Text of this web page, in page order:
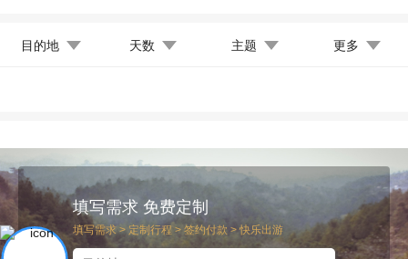
目的地 天数 主题 更多
填写需求 免费定制
填写需求 > 定制行程 > 签约付款 > 快乐出游